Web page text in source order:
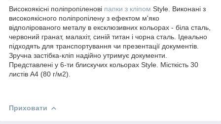
Високоякісні поліпропіленові папки з кліпом Style. Виконані з
високоякісного поліпропілену з ефектом м'яко
відполірованого металу в ексклюзивних кольорах - біла сталь,
червоний гранат, малахіт, синій титан і чорна сталь. Ідеально
підходять для транспортування чи презентації документів.
Зручна застібка-кліп надійно утримує документи.
Представлені у 6-ти блискучих кольорах Style. Місткість 30
листів A4 (80 г/м2).
Приховати